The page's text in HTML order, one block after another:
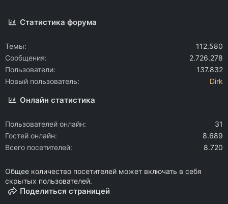
Статистика форума
Темы
112.580
Сообщения
2.726.278
Пользователи
137.832
Новый пользователь
Dirk
Онлайн статистика
Пользователей онлайн
31
Гостей онлайн
8.689
Всего посетителей
8.720
Общее количество посетителей может включать в себя
скрытых пользователей.
Поделиться страницей